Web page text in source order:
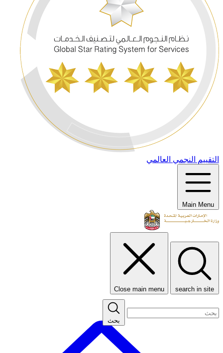
التقييم النجمي العالمي
Main Menu
search in site
Close main menu
بحث